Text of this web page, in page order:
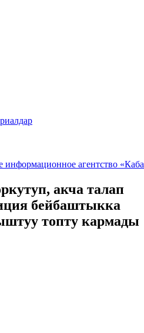
акча талап
бейбаштыкка
топту кармады